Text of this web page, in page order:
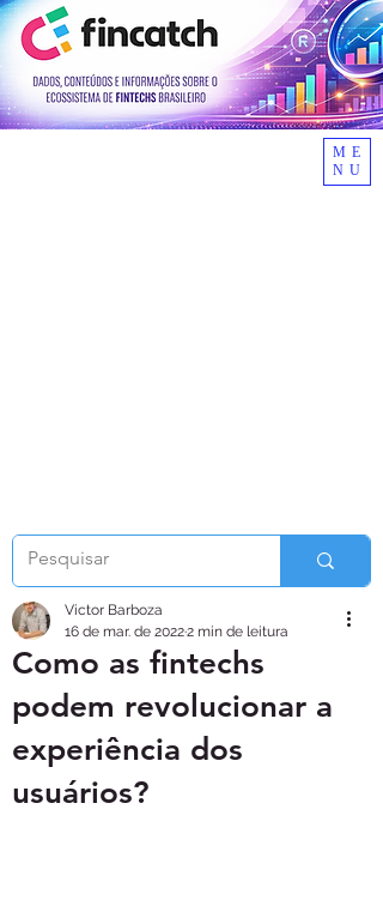
ME
NU
Como as fintechs
podem revolucionar a
experiência dos
usuários?
Victor Barboza
16 de mar. de 20222 min de leitura